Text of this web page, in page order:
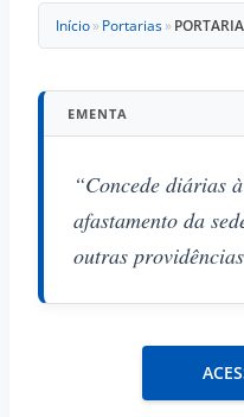
Início» Portarias»
EMENTA
“Concede diárias
afastamento da
outras